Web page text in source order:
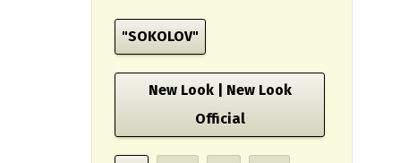
"SOKOLOV"
New Look | New Look
Official